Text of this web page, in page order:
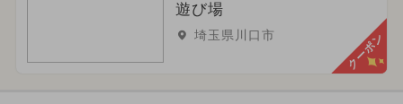
遊び場
埼玉県川口市 クーポン